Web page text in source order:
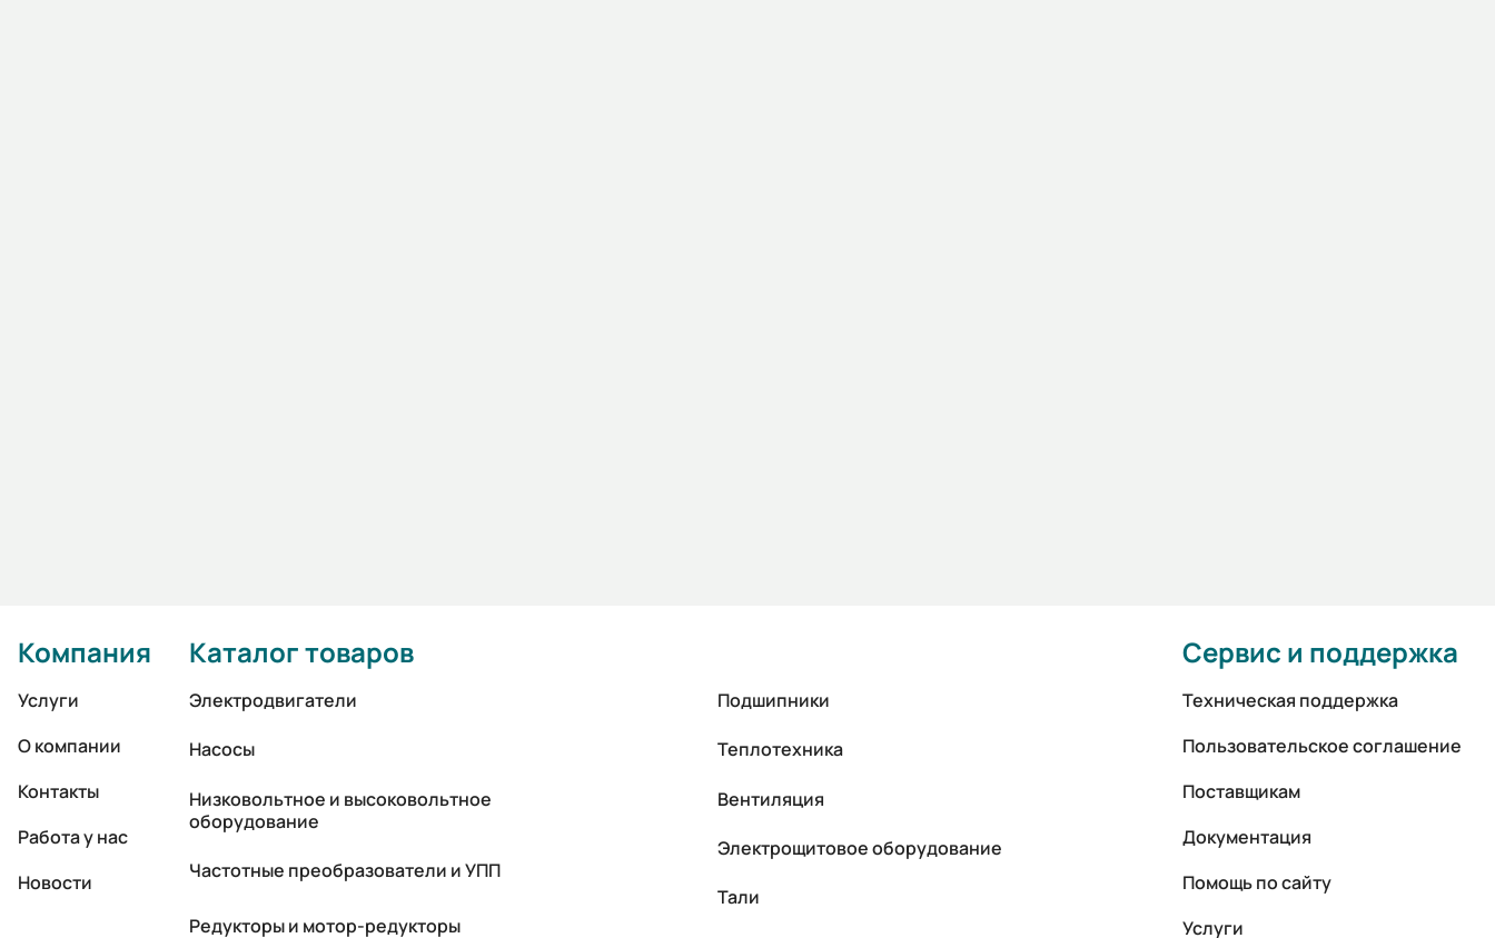
Компания
Услуги
О компании
Контакты
Работа у нас
Новости
Каталог товаров
Электродвигатели
Насосы
Низковольтное и высоковольтное
оборудование
Частотные преобразователи и УПП
Редукторы и мотор-редукторы
Подшипники
Теплотехника
Вентиляция
Электрощитовое оборудование
Тали
Сервис и поддержка
Техническая поддержка
Пользовательское соглашение
Поставщикам
Документация
Помощь по сайту
Услуги